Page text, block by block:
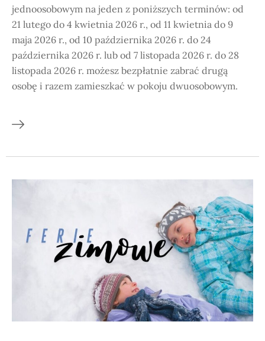
jednoosobowym na jeden z poniższych terminów: od
21 lutego do 4 kwietnia 2026 r., od 11 kwietnia do 9
maja 2026 r., od 10 października 2026 r. do 24
października 2026 r. lub od 7 listopada 2026 r. do 28
listopada 2026 r. możesz bezpłatnie zabrać drugą
osobę i razem zamieszkać w pokoju dwuosobowym.